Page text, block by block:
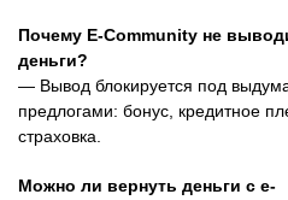
Почему E-Community не
деньги?
— Вывод блокируется под
предлогами: бонус, кредитное
страховка.
Можно ли вернуть деньги с e-